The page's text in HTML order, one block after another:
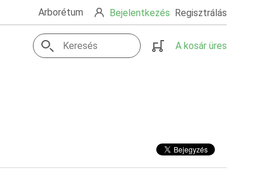
Arborétum Bejelentkezés Regisztrálás
A kosár üres